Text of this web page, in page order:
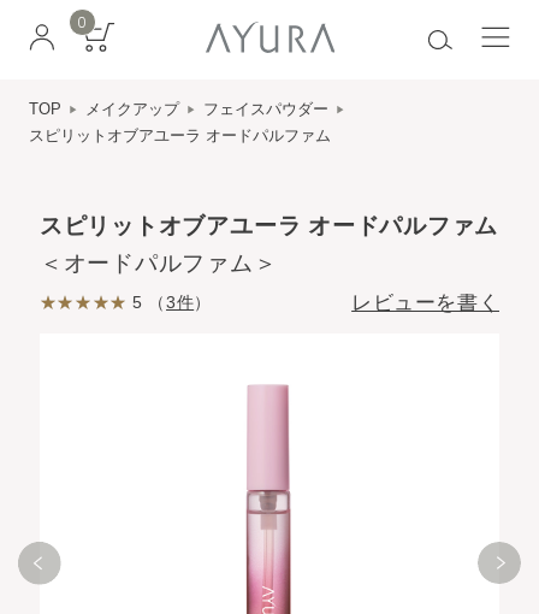
0
TOP メイクアップ
フェイスパウダー
スピリットオブアユーラ オードパルファム
スピリットオブアユーラ オードパルファム
＜オードパルファム＞
5 （3件） レビューを書く